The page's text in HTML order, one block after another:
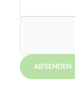
ABSENDEN